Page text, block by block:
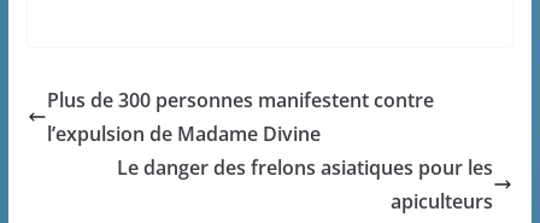
Plus de 300 personnes manifestent contre
l’expulsion de Madame Divine
Le danger des frelons asiatiques pour les
apiculteurs